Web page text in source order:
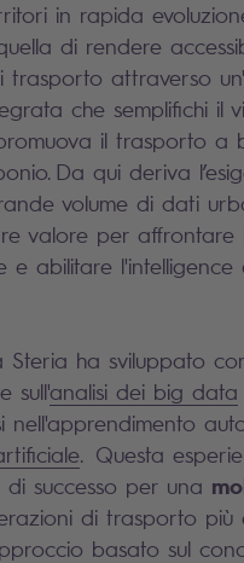
in rapida
di rendere
trasporto attraverso
che semplifichi il
il trasporto a
Da qui deriva
volume di dati
valore per affrontare
e abilitare l'intelligence
Steria ha sviluppato
sull'analisi dei big data
nell'apprendimento
. Questa
successo per una
di trasporto più
basato sul